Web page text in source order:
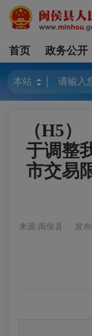
首页 政务公开
（H5
于调整
市交易
来源:闽侯县 发